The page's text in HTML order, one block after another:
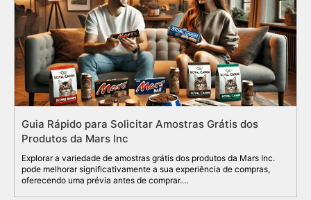
Guia Rápido para Solicitar Amostras Grátis dos
Produtos da Mars Inc
Explorar a variedade de amostras grátis dos produtos da Mars Inc.
pode melhorar significativamente a sua experiência de compras,
oferecendo uma prévia antes de comprar....